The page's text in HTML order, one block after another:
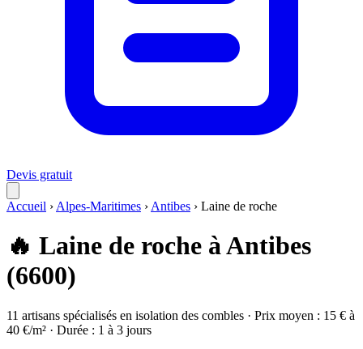
Devis gratuit
Accueil › Alpes-Maritimes › Antibes › Laine de roche
🔥 Laine de roche à Antibes
(6600)
11 artisans spécialisés en isolation des combles · Prix moyen : 15 € à
40 €/m² · Durée : 1 à 3 jours